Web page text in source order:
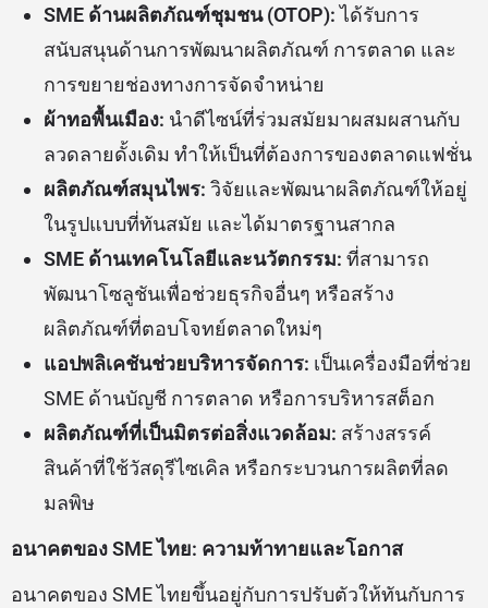
SME ด้านผลิตภัณฑ์ชุมชน (OTOP):ได้รับการ
สนับสนุนด้านการพัฒนาผลิตภัณฑ์ การตลาด และ
การขยายช่องทางการจัดจำหน่าย
ผ้าทอพื้นเมือง: นำดีไซน์ที่ร่วมสมัยมาผสมผสานกับ
ลวดลายดั้งเดิม ทำให้เป็นที่ต้องการของตลาดแฟชั่น
ผลิตภัณฑ์สมุนไพร: วิจัยและพัฒนาผลิตภัณฑ์ให้อยู่
ในรูปแบบที่ทันสมัย และได้มาตรฐานสากล
SME ด้านเทคโนโลยีและนวัตกรรม: ที่สามารถ
พัฒนาโซลูชันเพื่อช่วยธุรกิจอื่นๆ หรือสร้าง
ผลิตภัณฑ์ที่ตอบโจทย์ตลาดใหม่ๆ
แอปพลิเคชันช่วยบริหารจัดการ: เป็นเครื่องมือที่ช่วย
SME ด้านบัญชี การตลาด หรือการบริหารสต็อก
ผลิตภัณฑ์ที่เป็นมิตรต่อสิ่งแวดล้อม: สร้างสรรค์
สินค้าที่ใช้วัสดุรีไซเคิล หรือกระบวนการผลิตที่ลด
มลพิษ
อนาคตของ SME ไทย: ความท้าทายและโอกาส
อนาคตของ SME ไทยขึ้นอยู่กับการปรับตัวให้ทันกับการ